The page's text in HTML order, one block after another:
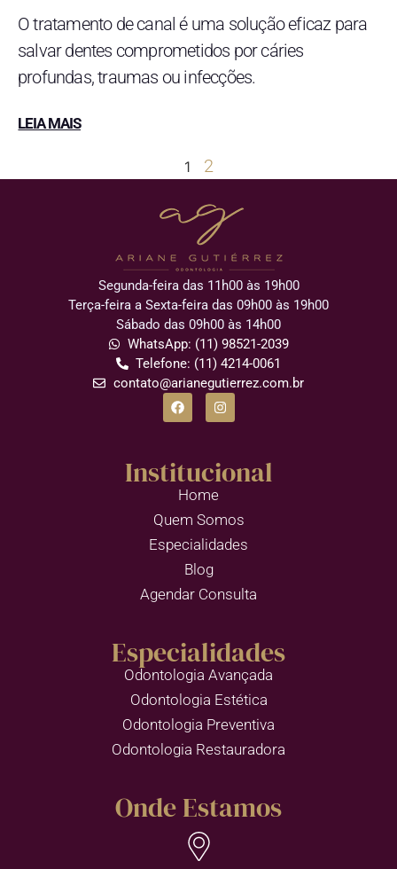
O tratamento de canal é uma solução eficaz para
salvar dentes comprometidos por cáries
profundas, traumas ou infecções.
LEIA MAIS
1 2
Segunda-feira das 11h00 às 19h00
Terça-feira a Sexta-feira das 09h00 às 19h00
Sábado das 09h00 às 14h00
WhatsApp: (11) 98521-2039
Telefone: (11) 4214-0061
contato@arianegutierrez.com.br
Institucional
Home
Quem Somos
Especialidades
Blog
Agendar Consulta
Especialidades
Odontologia Avançada
Odontologia Estética
Odontologia Preventiva
Odontologia Restauradora
Onde Estamos